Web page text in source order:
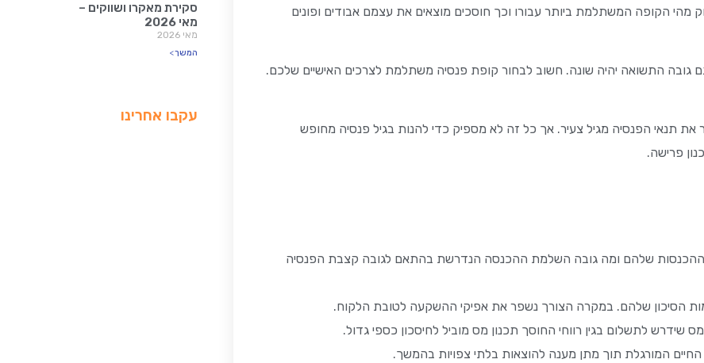
הקופה המשתלמת ביותר עבורו וכך חוסכים מוצאים את עצמם אבודים ופונים
גובה התשואה יהיה שונה. חשוב לבחור קופת פנסיה משתלמת לצרכים האישיים שלכם.
תנאי הפנסיה מגיל צעיר. אך כל זה לא מספיק כדי להנות בגיל פנסיה מחופש
פרישה.
ההכנסות שלהם ומה גובה השלמת ההכנסה הנדרשת בהתאם לגובה קצבת הפנסיה
הסיכון שלהם. במקרה הצורך נשפר את אפיקי ההשקעה לטובת הלקוח.
לתשלום בגין רווחי החוסך תכנון מס מוביל לחיסכון כספי גדול.
המורגלת תוך מתן מענה להוצאות בלתי צפויות בהמשך.
סקירת מאקרו ושווקים –
מאי 2026
מאי 2026
המשך>
עקבו אחרינו